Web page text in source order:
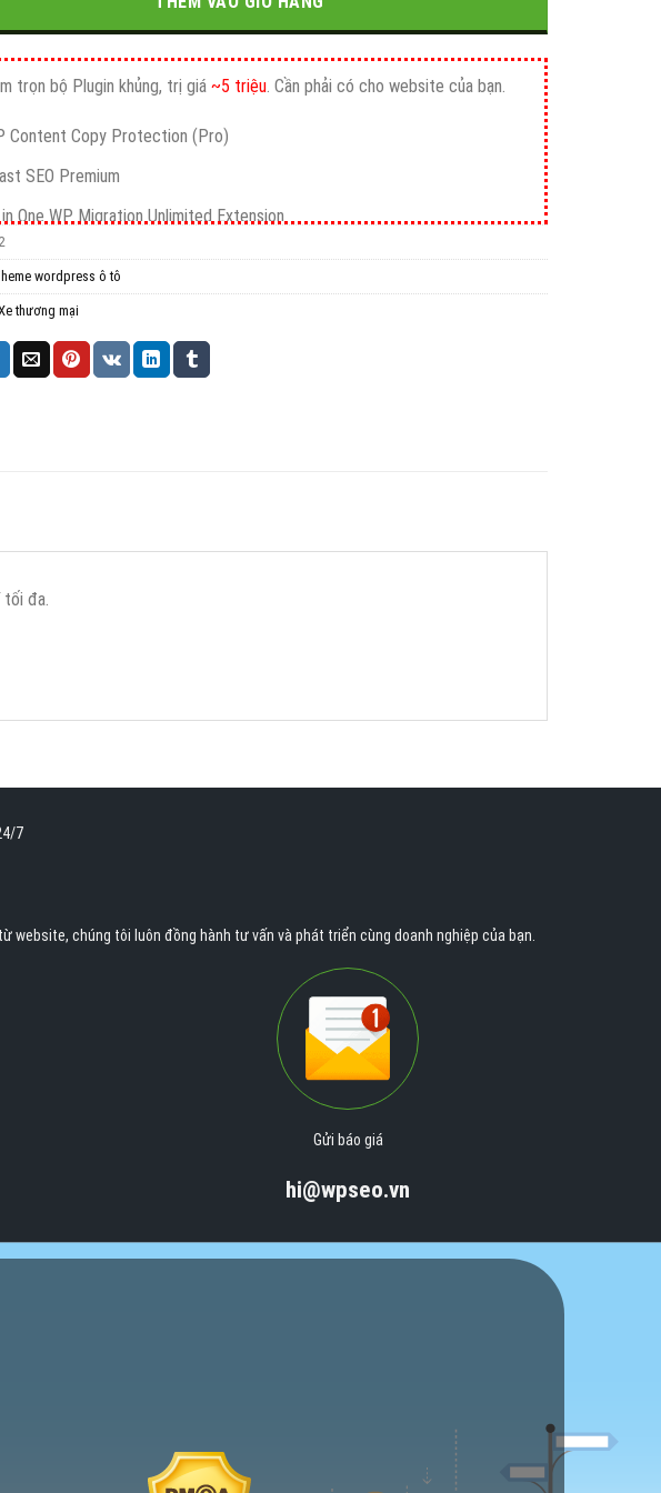
trọn bộ Plugin khủng, trị giá ~5 triệu . Cần phải có cho website của bạn.
Content Copy Protection (Pro)
SEO Premium
One WP Migration Unlimited Extension
Security Pro
Security Premium
wordpress ô tô
thương mại
đa.
7
chúng tôi luôn đồng hành tư vấn và phát triển cùng doanh nghiệp của bạn.
Gửi báo giá
hi@wpseo.vn